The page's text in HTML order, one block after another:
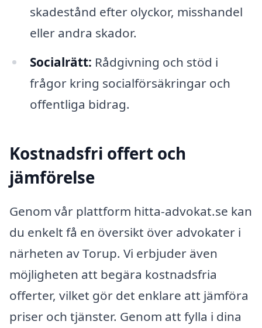
skadestånd efter olyckor, misshandel
eller andra skador.
Socialrätt: Rådgivning och stöd i
frågor kring socialförsäkringar och
offentliga bidrag.
Kostnadsfri offert och
jämförelse
Genom vår plattform hitta-advokat.se kan
du enkelt få en översikt över advokater i
närheten av Torup. Vi erbjuder även
möjligheten att begära kostnadsfria
offerter, vilket gör det enklare att jämföra
priser och tjänster. Genom att fylla i dina